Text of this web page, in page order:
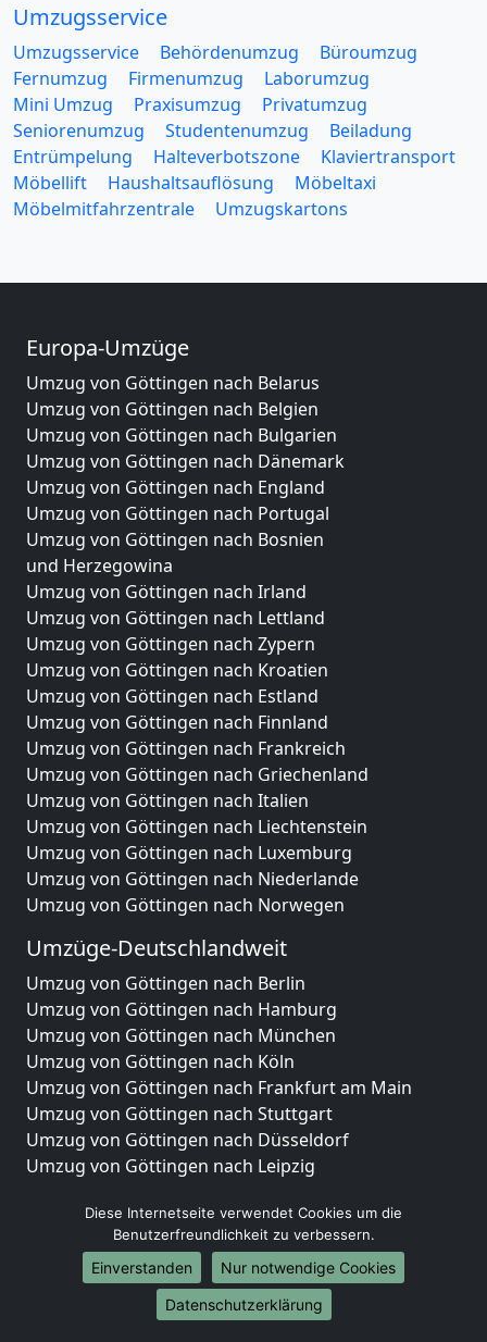
Umzugsservice
Umzugsservice Behördenumzug
Büroumzug
Fernumzug
Firmenumzug
Laborumzug
Mini Umzug
Praxisumzug
Privatumzug
Seniorenumzug
Studentenumzug
Beiladung
Entrümpelung
Halteverbotszone
Klaviertransport
Möbellift
Haushaltsauflösung
Möbeltaxi
Möbelmitfahrzentrale
Umzugskartons
Europa-Umzüge
Umzug von Göttingen nach Belarus
Umzug von Göttingen nach Belgien
Umzug von Göttingen nach Bulgarien
Umzug von Göttingen nach Dänemark
Umzug von Göttingen nach England
Umzug von Göttingen nach Portugal
Umzug von Göttingen nach Bosnien
und Herzegowina
Umzug von Göttingen nach Irland
Umzug von Göttingen nach Lettland
Umzug von Göttingen nach Zypern
Umzug von Göttingen nach Kroatien
Umzug von Göttingen nach Estland
Umzug von Göttingen nach Finnland
Umzug von Göttingen nach Frankreich
Umzug von Göttingen nach Griechenland
Umzug von Göttingen nach Italien
Umzug von Göttingen nach Liechtenstein
Umzug von Göttingen nach Luxemburg
Umzug von Göttingen nach Niederlande
Umzug von Göttingen nach Norwegen
Umzüge-Deutschlandweit
Umzug von Göttingen nach Berlin
Umzug von Göttingen nach Hamburg
Umzug von Göttingen nach München
Umzug von Göttingen nach Köln
Umzug von Göttingen nach Frankfurt am Main
Umzug von Göttingen nach Stuttgart
Umzug von Göttingen nach Düsseldorf
Umzug von Göttingen nach Leipzig
Umzug von Göttingen nach Essen
Umzug von Göttingen nach Bremen
Umzug von Göttingen nach Dresden
Umzug von Göttingen nach Hannover
Umzug von Göttingen nach Nürnberg
Diese Internetseite verwendet Cookies um die
Benutzerfreundlichkeit zu verbessern.
Einverstanden
Nur notwendige Cookies
Datenschutzerklärung